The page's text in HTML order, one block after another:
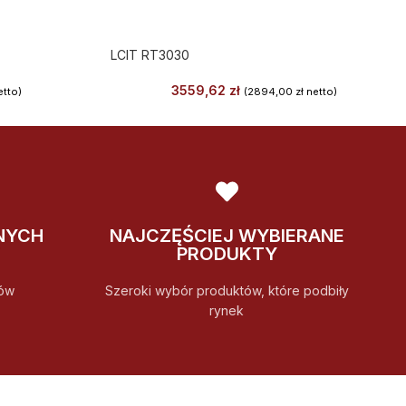
LCIT RT3030
3559,62 zł (2894,00 złnetto)
NAJCZĘŚCIEJ WYBIERANE
PRODUKTY
Szeroki wybór produktów, które podbiły
rynek